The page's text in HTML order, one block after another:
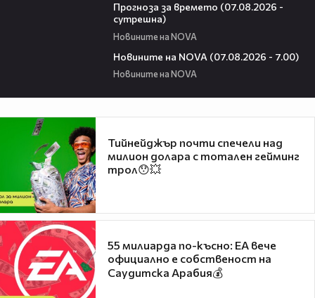
Прогноза за времето (07.08.2026 -
сутрешна)
Новините на NOVA
Новините на NOVA (07.08.2026 - 7.00)
Новините на NOVA
Тийнейджър почти спечели над
милион долара с тотален гейминг
трол😯💥
55 милиарда по-късно: EA вече
официално е собственост на
Саудитска Арабия💰